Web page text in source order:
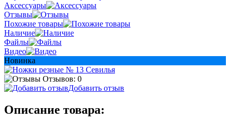
Аксессуары
Отзывы
Похожие товары
Наличие
Файлы
Видео
Новинка
Отзывов: 0
Добавить отзыв
Описание товара: